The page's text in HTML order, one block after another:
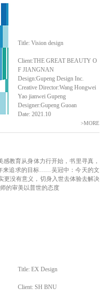
Title: Vision design
Client:THE GREAT BEAUTY O
F JIANGNAN
Design:Gupeng Design Inc.
Creative Director:Wang Hongwei
Yao jianwei Gupeng
Designer:Gupeng Guoan
Date: 2021.10
>MORE
教育从身体力行开始，书里寻真，
来追求的目标……吴冠中：今天的文
更没有意义，切身入世去体验去解决
的审美以普世的态度
Title: EX Design
Client: SH BNU